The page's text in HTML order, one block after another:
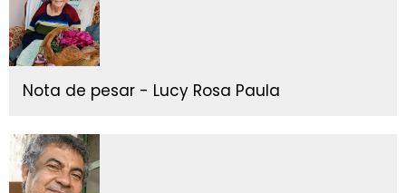
Nota de pesar - Lucy Rosa Paula